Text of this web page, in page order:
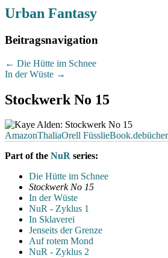
Urban Fantasy
Beitragsnavigation
← Die Hütte im Schnee
In der Wüste →
Stockwerk No 15
AmazonThaliaOrell FüsslieBook.de
Part of the NuR series:
Die Hütte im Schnee
Stockwerk No 15
In der Wüste
NuR - Zyklus 1
In Sklaverei
Jenseits der Grenze
Auf rotem Mond
NuR - Zyklus 2